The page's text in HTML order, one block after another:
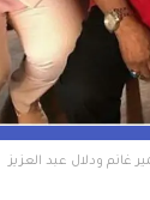
غانم ودلال عبد العزيز